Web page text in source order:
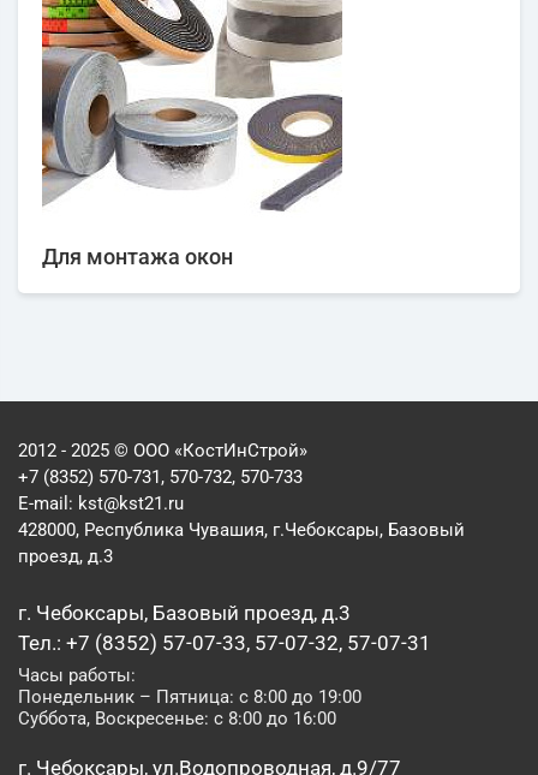
Для монтажа окон
2012 - 2025 © ООО «КостИнСтрой»
+7 (8352) 570-731, 570-732, 570-733
E-mail: kst@kst21.ru
428000, Республика Чувашия, г.Чебоксары, Базовый
проезд, д.3
г. Чебоксары, Базовый проезд, д.3
Тел.: +7 (8352) 57-07-33, 57-07-32, 57-07-31
Часы работы:
Понедельник – Пятница: с 8:00 до 19:00
Суббота, Воскресенье: с 8:00 до 16:00
г. Чебоксары, ул.Водопроводная, д.9/77